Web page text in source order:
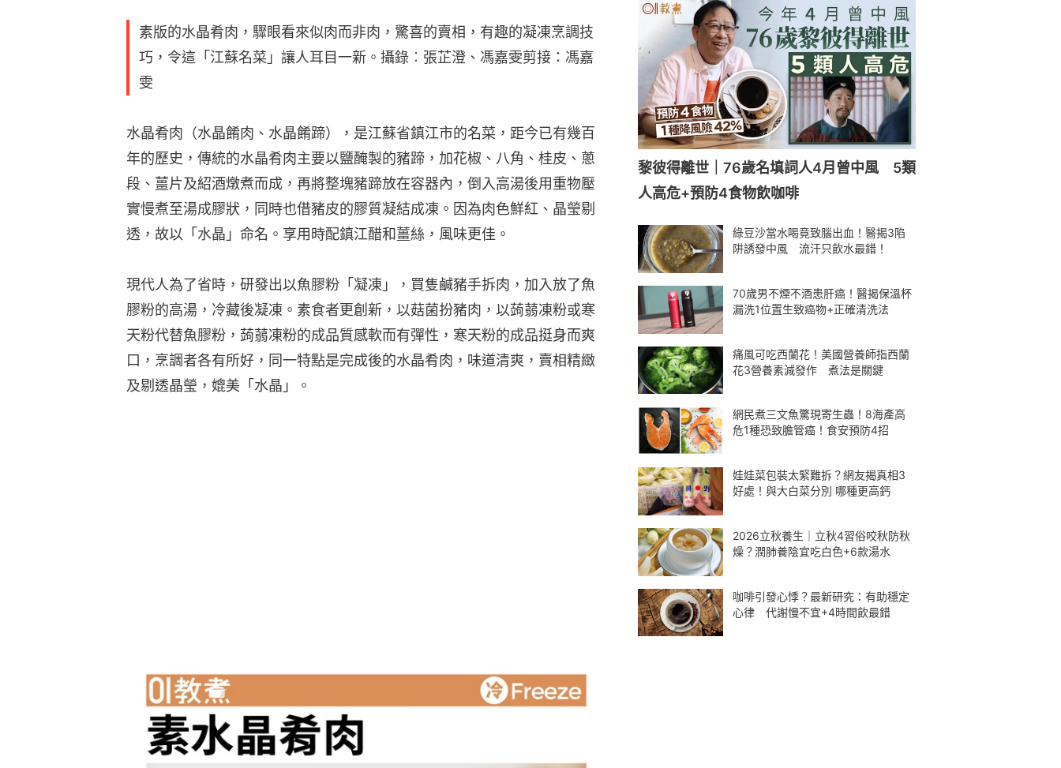
素版的水晶肴肉，驟眼看來似肉而非肉，驚喜的賣相，有趣的凝凍烹調技
巧，令這「江蘇名菜」讓人耳目一新。攝錄︰張芷澄、馮嘉雯剪接：馮嘉
雯
水晶肴肉（水晶餚肉、水晶餚蹄），是江蘇省鎮江市的名菜，距今已有幾百
年的歷史，傳統的水晶肴肉主要以鹽醃製的豬蹄，加花椒、八角、桂皮、蔥
段、薑片及紹酒燉煮而成，再將整塊豬蹄放在容器內，倒入高湯後用重物壓
實慢煮至湯成膠狀，同時也借豬皮的膠質凝結成凍。因為肉色鮮紅、晶瑩剔
透，故以「水晶」命名。享用時配鎮江醋和薑絲，風味更佳。
現代人為了省時，研發出以魚膠粉「凝凍」，買隻鹹豬手拆肉，加入放了魚
膠粉的高湯，冷藏後凝凍。素食者更創新，以菇菌扮豬肉，以蒟蒻凍粉或寒
天粉代替魚膠粉，蒟蒻凍粉的成品質感軟而有彈性，寒天粉的成品挺身而爽
口，烹調者各有所好，同一特點是完成後的水晶肴肉，味道清爽，賣相精緻
及剔透晶瑩，媲美「水晶」。
黎彼得離世｜76歲名填詞人4月曾中風 5類
人高危+預防4食物飲咖啡
綠豆沙當水喝竟致腦出血！醫揭3陷
阱誘發中風 流汗只飲水最錯！
70歲男不煙不酒患肝癌！醫揭保溫杯
漏洗1位置生致癌物+正確清洗法
痛風可吃西蘭花！美國營養師指西蘭
花3營養素減發作 煮法是關鍵
網民煮三文魚驚現寄生蟲！8海產高
危1種恐致膽管癌！食安預防4招
娃娃菜包裝太緊難拆？網友揭真相3
好處！與大白菜分別 哪種更高鈣
2026立秋養生｜立秋4習俗咬秋防秋
燥？潤肺養陰宜吃白色+6款湯水
咖啡引發心悸？最新研究：有助穩定
心律 代謝慢不宜+4時間飲最錯